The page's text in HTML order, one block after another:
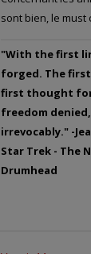
sont bien, le must
"With the first
forged. The
first thought
freedom
irrevocably." -
Star Trek - The
Drumhead